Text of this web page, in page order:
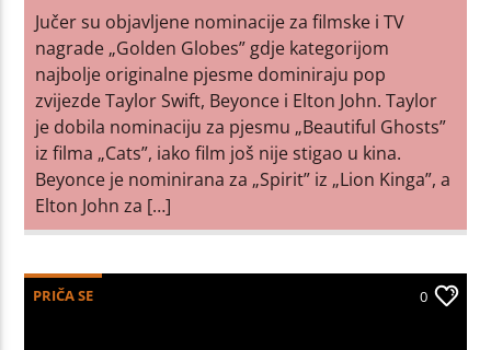
Jučer su objavljene nominacije za filmske i TV
nagrade „Golden Globes” gdje kategorijom
najbolje originalne pjesme dominiraju pop
zvijezde Taylor Swift, Beyonce i Elton John. Taylor
je dobila nominaciju za pjesmu „Beautiful Ghosts”
iz filma „Cats”, iako film još nije stigao u kina.
Beyonce je nominirana za „Spirit” iz „Lion Kinga”, a
Elton John za […]
PRIČA SE 0